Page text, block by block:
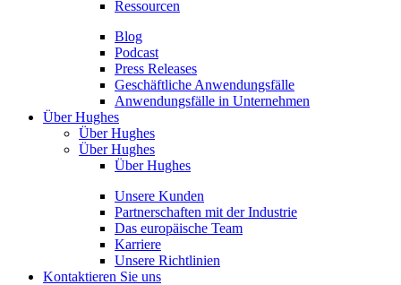
Ressourcen
Blog
Podcast
Press Releases
Geschäftliche Anwendungsfälle
Anwendungsfälle in Unternehmen
Über Hughes
Über Hughes
Über Hughes
Über Hughes
Unsere Kunden
Partnerschaften mit der Industrie
Das europäische Team
Karriere
Unsere Richtlinien
Kontaktieren Sie uns